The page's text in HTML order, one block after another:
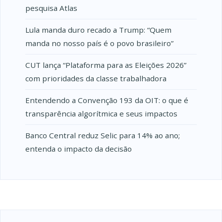
pesquisa Atlas
Lula manda duro recado a Trump: “Quem
manda no nosso país é o povo brasileiro”
CUT lança “Plataforma para as Eleições 2026”
com prioridades da classe trabalhadora
Entendendo a Convenção 193 da OIT: o que é
transparência algorítmica e seus impactos
Banco Central reduz Selic para 14% ao ano;
entenda o impacto da decisão